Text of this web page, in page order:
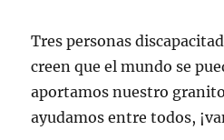
Tres personas
creen que el mundo se
aportamos nuestro
ayudamos entre todos,